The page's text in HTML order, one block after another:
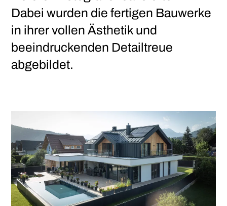
Dabei wurden die fertigen Bauwerke
in ihrer vollen Ästhetik und
beeindruckenden Detailtreue
abgebildet.